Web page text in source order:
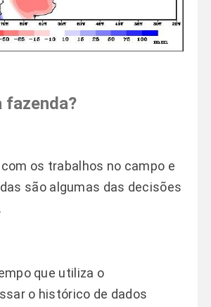
fazenda?
os trabalhos no campo e
são algumas das decisões
que utiliza o
o histórico de dados